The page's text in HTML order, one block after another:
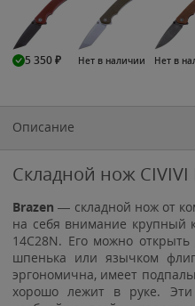
5 350₽ Нет в наличии Нет в
Описание
Складной нож CIVIVI
Brazen— складной нож от
на себя внимание крупный
14C28N. Его можно
шпенька или язычком
эргономична, имеет
хорошо лежит в руке.